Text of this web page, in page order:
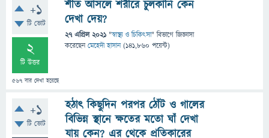
+1
টি ভোট
2
টি উত্তর
567 বার দেখা হয়েছে
শীত আসলে শরীরে চুলকানি কেন
দেখা দেয়?
27 এপ্রিল 2021 "স্বাস্থ্য ও চিকিৎসা" বিভাগে জিজ্ঞাসা
করেছেনমেহেদী হাসান (141,860 পয়েন্ট)
+1
টি ভোট
হঠাৎ কিছুদিন পরপর ঠোঁট ও গালের
বিভিন্ন স্থানে ক্ষতের মতো ঘাঁ দেখা
যায় কেন? এর থেকে প্রতিকারের